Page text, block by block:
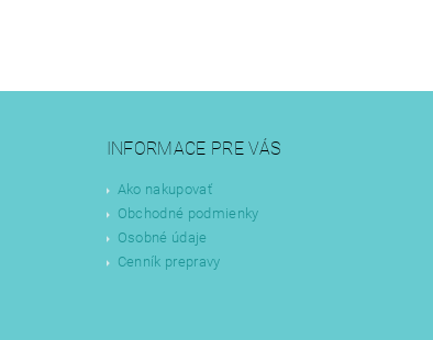
INFORMACE PRE VÁS
Ako nakupovať
Obchodné podmienky
Osobné údaje
Cenník prepravy